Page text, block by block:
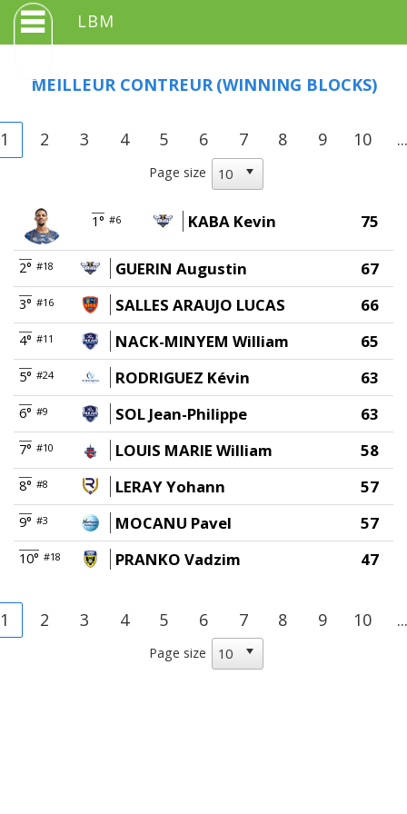
LBM
MEILLEUR CONTREUR (WINNING BLOCKS)
1 2 3 4 5 6 7 8 9 10 ...
Page size
1° #6 KABA Kevin 75
2° #18 GUERIN Augustin 67
3° #16 SALLES ARAUJO LUCAS 66
4° #11 NACK-MINYEM William 65
5° #24 RODRIGUEZ Kévin 63
6° #9 SOL Jean-Philippe 63
7° #10 LOUIS MARIE William 58
8° #8 LERAY Yohann 57
9° #3 MOCANU Pavel 57
10° #18 PRANKO Vadzim 47
1 2 3 4 5 6 7 8 9 10 ...
Page size